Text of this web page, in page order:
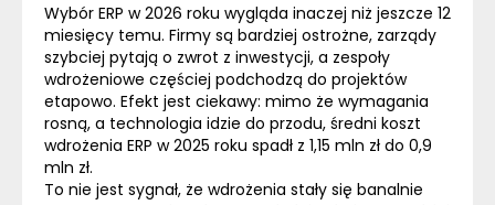
Wybór ERP w 2026 roku wygląda inaczej niż jeszcze 12
miesięcy temu. Firmy są bardziej ostrożne, zarządy
szybciej pytają o zwrot z inwestycji, a zespoły
wdrożeniowe częściej podchodzą do projektów
etapowo. Efekt jest ciekawy: mimo że wymagania
rosną, a technologia idzie do przodu, średni koszt
wdrożenia ERP w 2025 roku spadł z 1,15 mln zł do 0,9
mln zł.
To nie jest sygnał, że wdrożenia stały się banalnie